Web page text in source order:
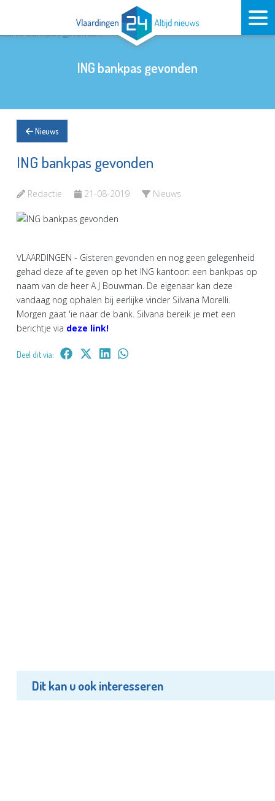
ING bankpas gevonden
Nieuws
ING bankpas gevonden
Redactie 21-08-2019 Nieuws
VLAARDINGEN - Gisteren gevonden en nog geen gelegenheid
gehad deze af te geven op het ING kantoor: een bankpas op
naam van de heer A J Bouwman. De eigenaar kan deze
vandaag nog ophalen bij eerlijke vinder Silvana Morelli.
Morgen gaat 'ie naar de bank. Silvana bereik je met een
berichtje via deze link!
Deel dit via:
Dit kan u ook interesseren